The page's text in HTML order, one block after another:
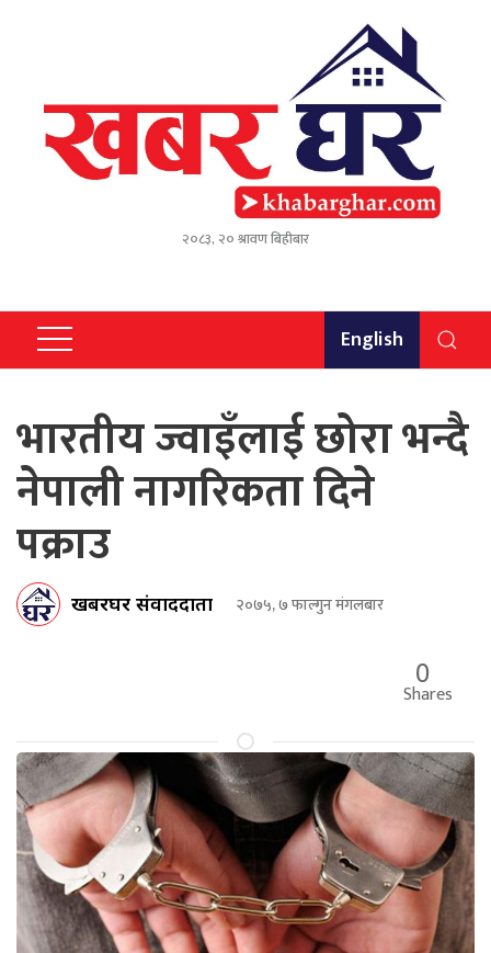
२०८३, २० श्रावण बिहीबार
English
भारतीय ज्वाइँलाई छोरा भन्दै
नेपाली नागरिकता दिने
पक्राउ
खबरघर संवाददाता २०७५, ७ फाल्गुन मंगलबार
0
Shares